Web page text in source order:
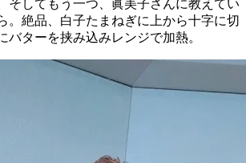
そしてもう一つ、眞美子さんに教えてい
。絶品、白子たまねぎに上から十字に切
バターを挟み込みレンジで加熱。